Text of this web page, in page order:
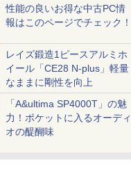
性能の良いお得な中古PC情
報はこのページでチェック！
レイズ鍛造1ピースアルミホ
イール「CE28 N-plus」軽量
なままに剛性を向上
「A&ultima SP4000T」の魅
力！ポケットに入るオーディ
オの醍醐味